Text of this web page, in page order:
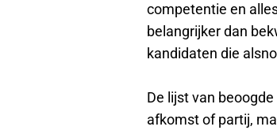
competentie en
belangrijker dan
kandidaten die
De lijst van
afkomst of partij,